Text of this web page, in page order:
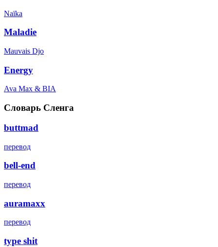
Naïka
Maladie
Mauvais Djo
Energy
Ava Max & BIA
Словарь Сленга
buttmad
перевод
bell-end
перевод
auramaxx
перевод
type shit